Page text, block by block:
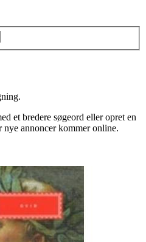
et bredere søgeord eller opret en
annoncer kommer online.